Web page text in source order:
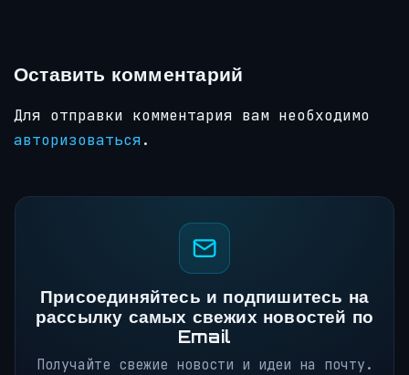
Оставить комментарий
Для отправки комментария вам необходимо
авторизоваться.
Присоединяйтесь и подпишитесь на
рассылку самых свежих новостей по
Email
Получайте свежие новости и идеи на почту.